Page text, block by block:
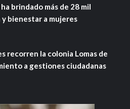
brindado más de 28 mil
bienestar a mujeres
recorren la colonia Lomas de
a gestiones ciudadanas